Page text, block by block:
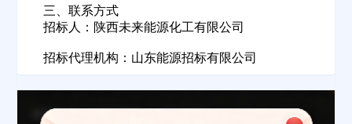
三、联系方式
招标人：陕西未来能源化工有限公司
招标代理机构：山东能源招标有限公司